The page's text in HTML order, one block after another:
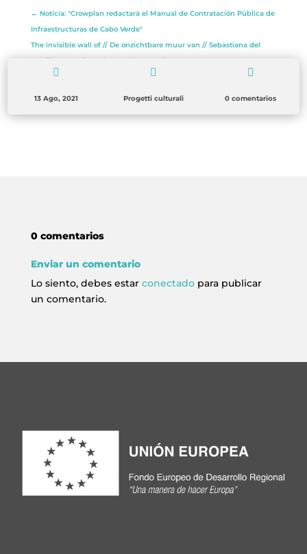
← Noticia: "Crowplan redactará el Manual de Contratación Pública de
Infraestructuras de Cabo Verde"
The invisible wall of // De onzichtbare muur van // Sebastiana del
Castillo y Manrique de Lara (1819-1903)

13 Ago, 2021

Progetti culturali

0 comentarios
0 comentarios
Enviar un comentario
Lo siento, debes estar conectadopara publicar
un comentario.